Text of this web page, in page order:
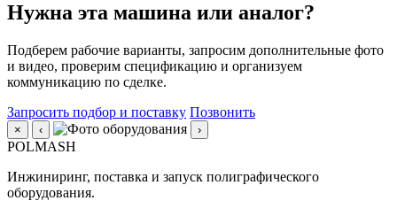
Нужна эта машина или аналог?
Подберем рабочие варианты, запросим дополнительные фото
и видео, проверим спецификацию и организуем
коммуникацию по сделке.
Запросить подбор и поставку Позвонить
× ‹ ›
POLMASH
Инжиниринг, поставка и запуск полиграфического
оборудования.